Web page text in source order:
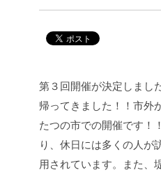
第３回開催が決定しまし
帰ってきました！！ 市外
たつの市での開催です！！
り、休日には多くの人が
用されています。また、